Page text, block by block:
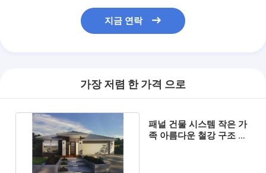
지금 연락
가장 저렴 한 가격 으로
패널 건물 시스템 작은 가
족 아름다운 철강 구조 전